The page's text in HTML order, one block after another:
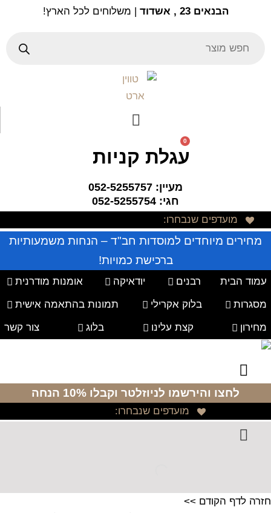
הבנאים 23 , אשדוד | משלוחים לכל הארץ!
search
0
עגלת קניות
מעיין: 052-5255757
חגי: 052-5255754
מועדפים שנבחרו:
מחירים מיוחדים למוסדות חב"ד – הנחות משמעותיות
ברכישת כמויות!
עמוד הבית רבנים יודאיקה
אומנות מודרנית
מסגרות
בלוק אקרילי
תמונות בהתאמה אישית
מחירון
קצת עלינו בלוג צור קשר
לחצו והירשמו לניוזלטר וקבלו 10% הנחה
מועדפים שנבחרו:
חזרה לדף הקודם >>